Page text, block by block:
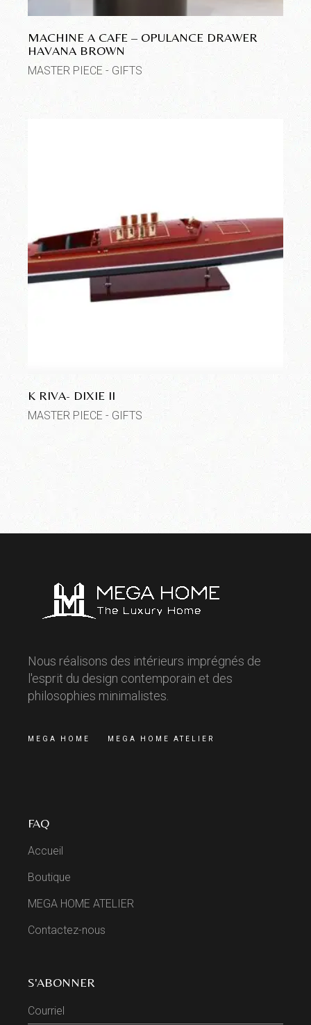
MACHINE A CAFE – OPULANCE DRAWER
HAVANA BROWN
MASTER PIECE - GIFTS
K RIVA- DIXIE II
MASTER PIECE - GIFTS
Nous réalisons des intérieurs imprégnés de
l'esprit du design contemporain et des
philosophies minimalistes.
MEGA HOME MEGA HOME ATELIER
FAQ
Accueil
Boutique
MEGA HOME ATELIER
Contactez-nous
S'ABONNER